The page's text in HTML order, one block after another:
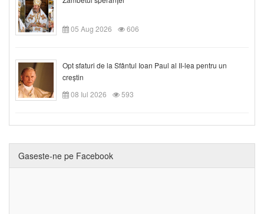
05 Aug 2026 606
Opt sfaturi de la Sfântul Ioan Paul al II-lea pentru un
creștin
08 Iul 2026
593
Gaseste-ne pe Facebook